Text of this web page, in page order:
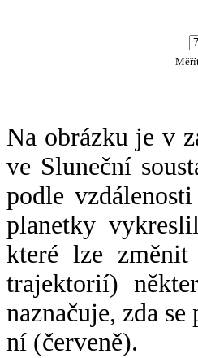
Na obrázku je v
ve Sluneční
podle
planetky
které lze
trajektorií)
naznačuje, zda
ní (červeně).